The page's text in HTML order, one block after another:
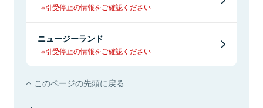
※引受停止の情報をご確認ください
ニュージーランド
※引受停止の情報をご確認ください
このページの先頭に戻る